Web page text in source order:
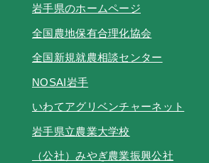
岩手県のホームページ
全国農地保有合理化協会
全国新規就農相談センター
NOSAI岩手
いわてアグリベンチャーネット
岩手県立農業大学校
（公社）みやぎ農業振興公社